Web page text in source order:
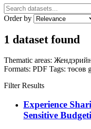
Order by
1 dataset found
Thematic areas:
Formats: PDF Tags: төсөв
Filter Results
Experience
Sensitive